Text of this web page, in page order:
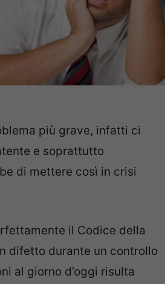
più grave, infatti ci
e soprattutto
di mettere così in crisi
il Codice della
difetto durante un controllo
al giorno d’oggi risulta